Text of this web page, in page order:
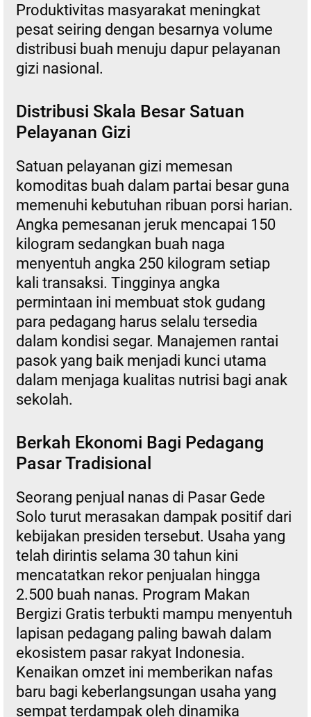
Produktivitas masyarakat meningkat
pesat seiring dengan besarnya volume
distribusi buah menuju dapur pelayanan
gizi nasional.
Distribusi Skala Besar Satuan
Pelayanan Gizi
Satuan pelayanan gizi memesan
komoditas buah dalam partai besar guna
memenuhi kebutuhan ribuan porsi harian.
Angka pemesanan jeruk mencapai 150
kilogram sedangkan buah naga
menyentuh angka 250 kilogram setiap
kali transaksi. Tingginya angka
permintaan ini membuat stok gudang
para pedagang harus selalu tersedia
dalam kondisi segar. Manajemen rantai
pasok yang baik menjadi kunci utama
dalam menjaga kualitas nutrisi bagi anak
sekolah.
Berkah Ekonomi Bagi Pedagang
Pasar Tradisional
Seorang penjual nanas di Pasar Gede
Solo turut merasakan dampak positif dari
kebijakan presiden tersebut. Usaha yang
telah dirintis selama 30 tahun kini
mencatatkan rekor penjualan hingga
2.500 buah nanas. Program Makan
Bergizi Gratis terbukti mampu menyentuh
lapisan pedagang paling bawah dalam
ekosistem pasar rakyat Indonesia.
Kenaikan omzet ini memberikan nafas
baru bagi keberlangsungan usaha yang
sempat terdampak oleh dinamika